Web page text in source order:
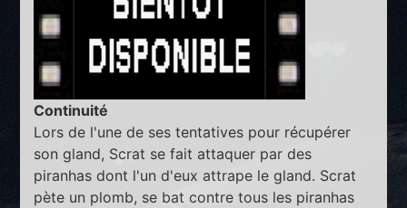
Continuité
Lors de l'une de ses tentatives pour récupérer
son gland, Scrat se fait attaquer par des
piranhas dont l'un d'eux attrape le gland. Scrat
pète un plomb, se bat contre tous les piranhas